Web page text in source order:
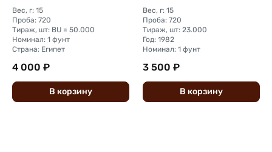
Вес, г: 15
Проба: 720
Тираж, шт: BU = 50.000
Номинал: 1 фунт
Страна: Египет
4 000 ₽
В корзину
Вес, г: 15
Проба: 720
Тираж, шт: 23.000
Год: 1982
Номинал: 1 фунт
3 500 ₽
В корзину